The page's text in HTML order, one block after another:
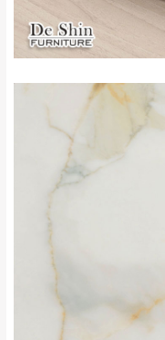
基隆
$
$
配
到貨時間：指
服務，若需
費用將由買
因大型傢俱
快速到貨商
機當天到貨
天在家等貨
由於百貨公
至百貨公司內
若您選擇三聯式
完成出貨15個工
工作天內送達，